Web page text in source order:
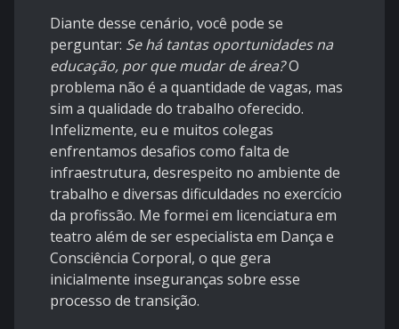
Diante desse cenário, você pode se
perguntar: Se há tantas oportunidades na
educação, por que mudar de área?O
problema não é a quantidade de vagas, mas
sim a qualidade do trabalho oferecido.
Infelizmente, eu e muitos colegas
enfrentamos desafios como falta de
infraestrutura, desrespeito no ambiente de
trabalho e diversas dificuldades no exercício
da profissão. Me formei em licenciatura em
teatro além de ser especialista em Dança e
Consciência Corporal, o que gera
inicialmente inseguranças sobre esse
processo de transição.